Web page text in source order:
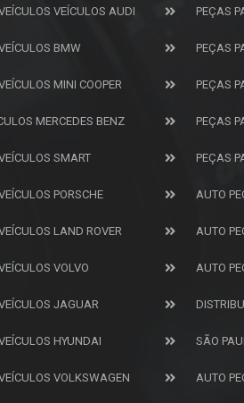
VEÍCULOS AUDI
BMW
MINI COOPER
MERCEDES BENZ
SMART
PORSCHE
LAND ROVER
VOLVO
JAGUAR
HYUNDAI
VOLKSWAGEN
PEÇAS
PEÇAS
PEÇAS
PEÇAS
PEÇAS
AUTO
AUTO
AUTO
SÃO
AUTO